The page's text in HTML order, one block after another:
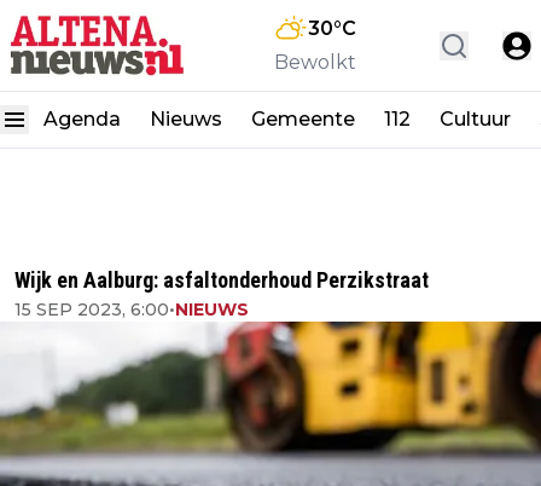
30°C
Bewolkt
Agenda Nieuws Gemeente 112 Cultuur
Wijk en Aalburg: asfaltonderhoud Perzikstraat
15 SEP 2023, 6:00•NIEUWS